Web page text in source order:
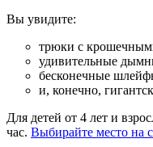
Вы увидите:
трюки с
удивительные
бесконечные
и, конечно,
Для детей от 4 лет и
час. Выбирайте место на